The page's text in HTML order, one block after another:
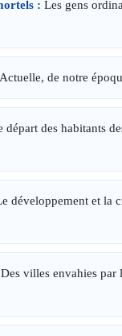
: Les gens
Actuelle, de notre
départ des habitants
développement et la
Des villes envahies par